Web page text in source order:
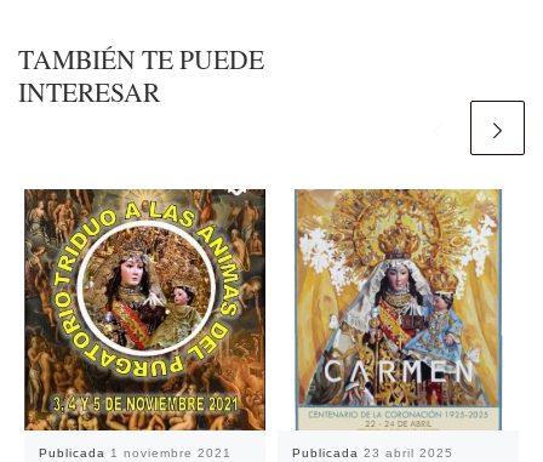
TAMBIÉN TE PUEDE
INTERESAR
Publicada 1 noviembre 2021 Publicada 23 abril 2025